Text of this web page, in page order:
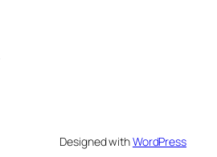
Designed withWordPress